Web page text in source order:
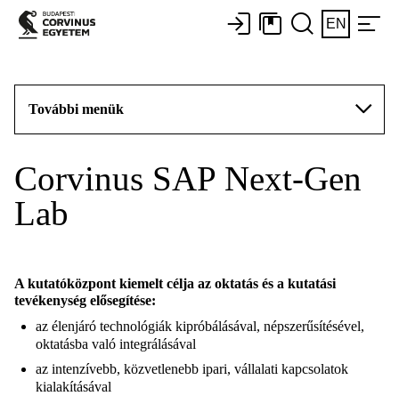
EN
További menük
Corvinus SAP Next-Gen
Lab
A kutatóközpont kiemelt célja az oktatás és a kutatási
tevékenység elősegítése:
az élenjáró technológiák kipróbálásával, népszerűsítésével,
oktatásba való integrálásával
az intenzívebb, közvetlenebb ipari, vállalati kapcsolatok
kialakításával